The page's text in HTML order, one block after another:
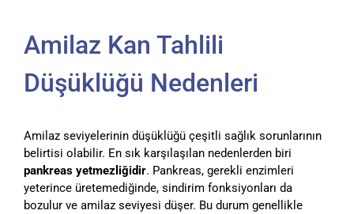
Amilaz Kan Tahlili
Düşüklüğü Nedenleri
Amilaz seviyelerinin düşüklüğü çeşitli sağlık sorunlarının
belirtisi olabilir. En sık karşılaşılan nedenlerden biri
pankreas yetmezliğidir. Pankreas, gerekli enzimleri
yeterince üretemediğinde, sindirim fonksiyonları da
bozulur ve amilaz seviyesi düşer. Bu durum genellikle